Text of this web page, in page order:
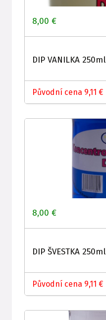
8,00 €
DIP VANILKA 250ml
Původní cena 9,11 €
8,00 €
DIP ŠVESTKA 250ml
Původní cena 9,11 €